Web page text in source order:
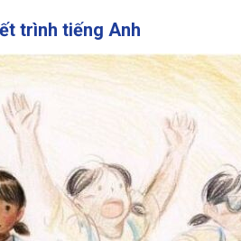
trình tiếng Anh